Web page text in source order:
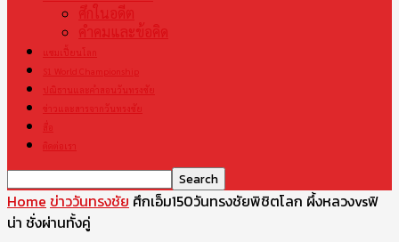
ศึกในอดีต
คำคมและข้อคิด
แชมเปี้ยนโลก
S1 World Championship
ปณิธานและคำสอนวันทรงชัย
ข่าวและสารจากวันทรงชัย
สื่อ
ติดต่อเรา
Home ข่าววันทรงชัย ศึกเอ็ม150วันทรงชัยพิชิตโลก ผึ้งหลวงvsฟิ
น่า ชั่งผ่านทั้งคู่